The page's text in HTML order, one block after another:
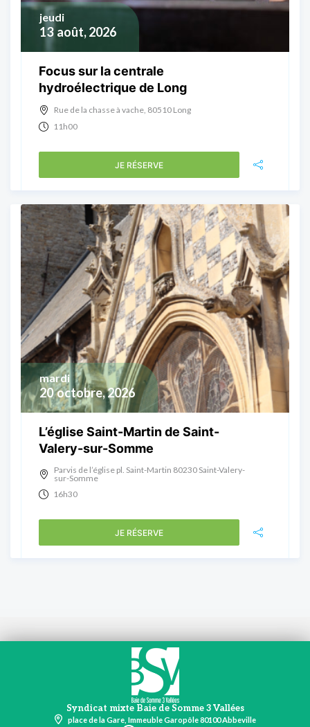
13 août, 2026
jeudi
Focus sur la centrale
hydroélectrique de Long
Rue de la chasse à vache, 80510 Long
11h00
JE RÉSERVE
20 octobre, 2026
mardi
L’église Saint-Martin de Saint-
Valery-sur-Somme
Parvis de l’église pl. Saint-Martin 80230 Saint-Valery-
sur-Somme
16h30
JE RÉSERVE
Syndicat mixte Baie de Somme 3 Vallées
place de la Gare, Immeuble Garopôle 80100 Abbeville